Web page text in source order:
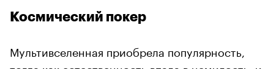
Космический покер
Мультивселенная приобрела популярность,